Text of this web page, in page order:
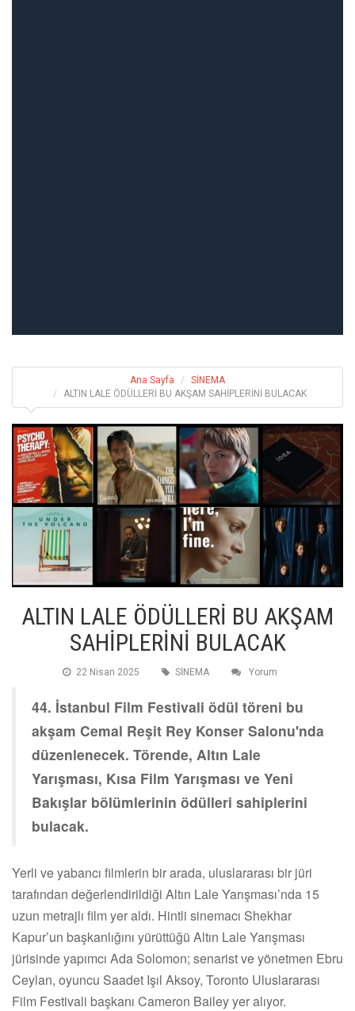
Ana Sayfa
SİNEMA
ALTIN LALE ÖDÜLLERİ BU AKŞAM SAHİPLERİNİ BULACAK
ALTIN LALE ÖDÜLLERİ BU AKŞAM
SAHİPLERİNİ BULACAK
22 Nisan 2025 SİNEMA Yorum
44. İstanbul Film Festivali ödül töreni bu
akşam Cemal Reşit Rey Konser Salonu'nda
düzenlenecek. Törende, Altın Lale
Yarışması, Kısa Film Yarışması ve Yeni
Bakışlar bölümlerinin ödülleri sahiplerini
bulacak.
Yerli ve yabancı filmlerin bir arada, uluslararası bir jüri
tarafından değerlendirildiği Altın Lale Yarışması’nda 15
uzun metrajlı film yer aldı. Hintli sinemacı Shekhar
Kapur’un başkanlığını yürüttüğü Altın Lale Yarışması
jürisinde yapımcı Ada Solomon; senarist ve yönetmen Ebru
Ceylan, oyuncu Saadet Işıl Aksoy, Toronto Uluslararası
Film Festivali başkanı Cameron Bailey yer alıyor.